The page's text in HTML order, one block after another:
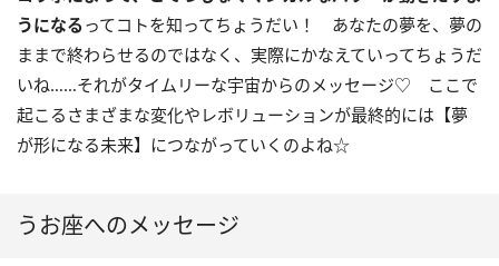
うになる ってコトを知ってちょうだい！ あなたの夢を、夢の
ままで終わらせるのではなく、実際にかなえていってちょうだ
いね……それがタイムリーな宇宙からのメッセージ♡ ここで
起こるさまざまな変化やレボリューションが最終的には【夢
が形になる未来】につながっていくのよね☆
うお座へのメッセージ